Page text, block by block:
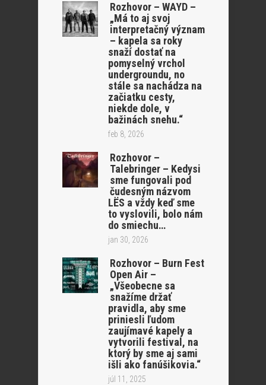
Rozhovor – WAYD –
„Má to aj svoj
interpretačný význam
– kapela sa roky
snaží dostať na
pomyselný vrchol
undergroundu, no
stále sa nachádza na
začiatku cesty,
niekde dole, v
bažinách snehu.“
feb 8, 2026
Rozhovor –
Talebringer – Kedysi
sme fungovali pod
čudesným názvom
LËS a vždy keď sme
to vyslovili, bolo nám
do smiechu…
jan 30, 2026
Rozhovor – Burn Fest
Open Air –
„Všeobecne sa
snažíme držať
pravidla, aby sme
priniesli ľudom
zaujímavé kapely a
vytvorili festival, na
ktorý by sme aj sami
išli ako fanúšikovia.“
júl 11, 2025